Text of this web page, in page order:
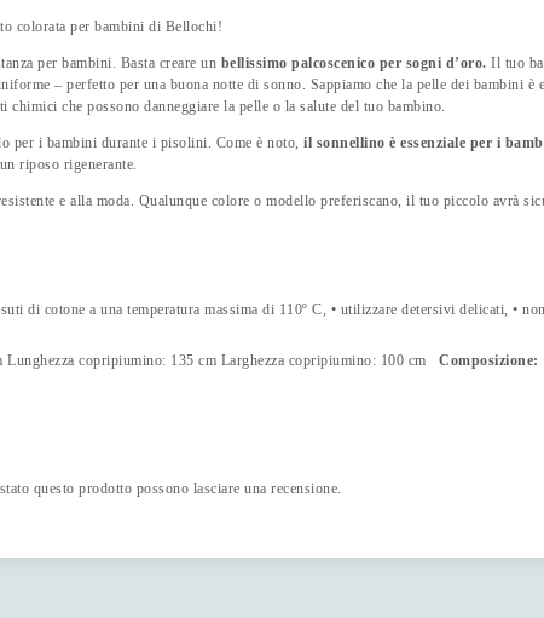
colorata per bambini di Bellochi!
per bambini. Basta creare un bellissimo palcoscenico per sogni d’oro. Il tuo
– perfetto per una buona notte di sonno. Sappiamo che la pelle dei bambini
chimici che possono danneggiare la pelle o la salute del tuo bambino.
per i bambini durante i pisolini. Come è noto,il sonnellino è essenziale per i
riposo rigenerante.
e alla moda. Qualunque colore o modello preferiscano, il tuo piccolo avrà
di cotone a una temperatura massima di 110º C, • utilizzare detersivi delicati, •
Lunghezza copripiumino: 135 cm Larghezza copripiumino: 100 cmComposizione:
questo prodotto possono lasciare una recensione.